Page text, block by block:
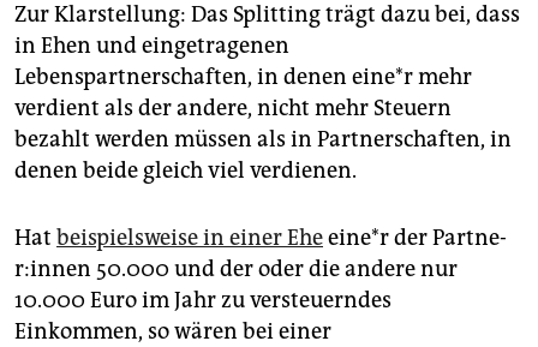
Zur Klarstellung: Das Splitting trägt dazu bei, dass
in Ehen und eingetragenen
Lebenspartnerschaften, in denen ei­ne*r mehr
verdient als der andere, nicht mehr Steuern
bezahlt werden müssen als in Partnerschaften, in
denen beide gleich viel verdienen.
Hat beispielsweise in einer Eheei­ne*r der Part­ne­
r:in­nen 50.000 und der oder die andere nur
10.000 Euro im Jahr zu versteuerndes
Einkommen, so wären bei einer